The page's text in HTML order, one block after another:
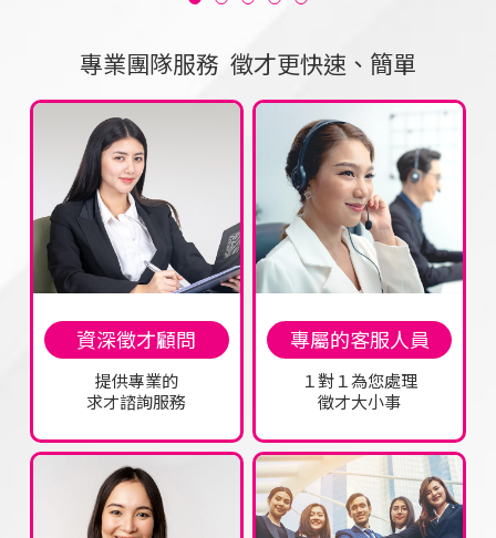
專業團隊服務 徵才更快速、簡單
資深徵才顧問
提供專業的
求才諮詢服務
專屬的客服人員
１對１為您處理
徵才大小事